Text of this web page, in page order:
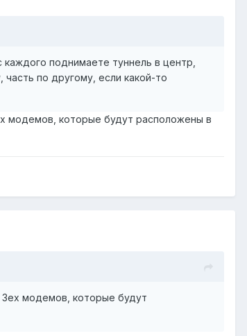
поднимаете туннель в центр,
по другому, если какой-то
модемов, которые будут расположены в
3ех модемов, которые будут